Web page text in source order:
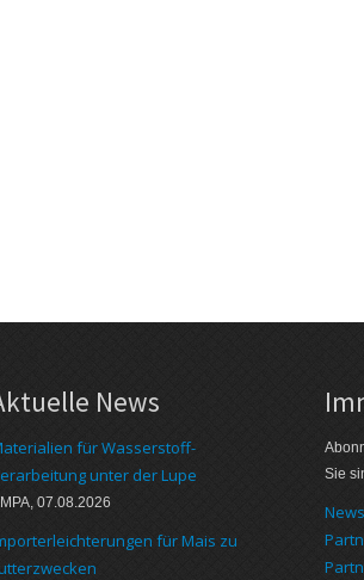
News
für Wasserstoff-
unter der Lupe
07.08.2026
für Mais zu
Sie